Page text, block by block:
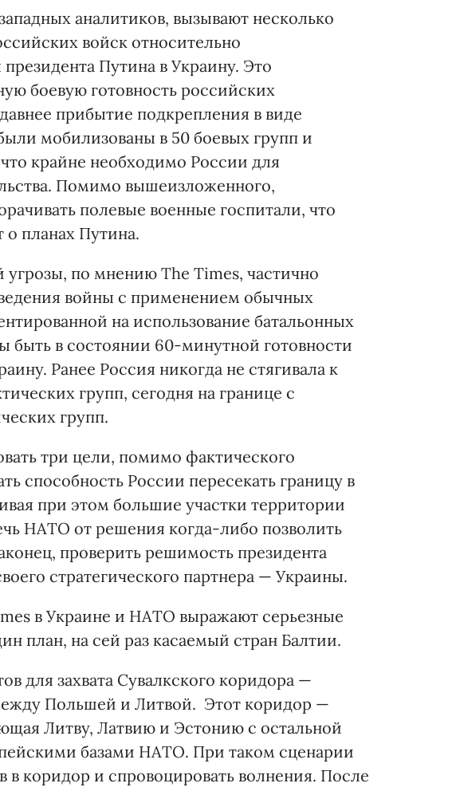
аналитиков, вызывают несколько
войск относительно
Путина в Украину. Это
боевую готовность российских
прибытие подкрепления в виде
мобилизованы в 50 боевых групп и
крайне необходимо России для
Помимо вышеизложенного,
полевые военные госпитали, что
о планах Путина.
по мнению The Times, частично
войны с применением обычных
на использование батальонных
быть в состоянии 60-минутной готовности
Ранее Россия никогда не стягивала к
групп, сегодня на границе с
групп.
три цели, помимо фактического
способность России пересекать границу в
при этом большие участки территории
НАТО от решения когда-либо позволить
проверить решимость президента
стратегического партнера — Украины.
в Украине и НАТО выражают серьезные
план, на сей раз касаемый стран Балтии.
для захвата Сувалкского коридора —
Польшей и Литвой. Этот коридор —
Литву, Латвию и Эстонию с остальной
базами НАТО. При таком сценарии
коридор и спровоцировать волнения. После